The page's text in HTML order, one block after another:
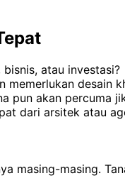
atau investasi?
memerlukan desain
pun akan percuma
dari arsitek atau
masing-masing.